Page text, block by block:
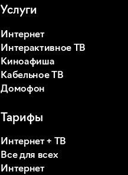
Услуги
Интернет
Интерактивное ТВ
Киноафиша
Кабельное ТВ
Домофон
Тарифы
Интернет + ТВ
Все для всех
Интернет